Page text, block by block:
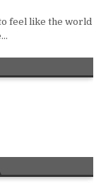
feel like the world